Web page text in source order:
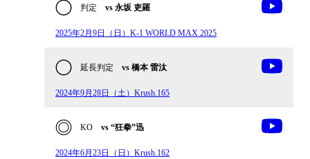
判定 vs 永坂 吏羅
2025年2月9日（日）K-1 WORLD MAX 2025
延長判定 vs 橋本 雷汰
2024年9月28日（土）Krush.165
KO vs “狂拳”迅
2024年6月23日（日）Krush.162